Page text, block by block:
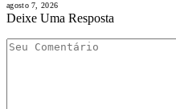
agosto 7, 2026
Deixe Uma Resposta